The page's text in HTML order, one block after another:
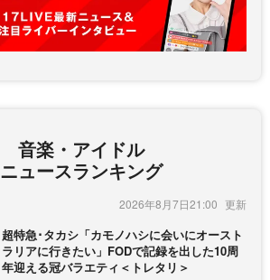
音楽・アイドル
ニュースランキング
2026年8月7日21:00
超特急･タカシ「カモノハシに会いにオースト
ラリアに行きたい」FODで記録を出した10周
年迎える冠バラエティ＜トレタリ＞